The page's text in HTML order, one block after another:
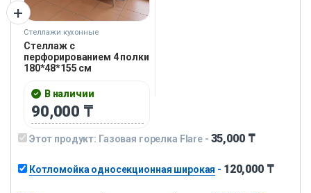
Стеллажи кухонные
Стеллаж с
перфорированием 4 полки
180*48*155 см
В наличии
90,000 ₸
Этот продукт: Газовая горелка Flare- 35,000 ₸
Котломойка односекционная широкая - 120,000 ₸